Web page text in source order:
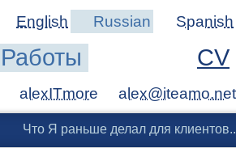
English Russian Spanish
Работы CV
alexITmore
Что Я раньше делал для клиентов..